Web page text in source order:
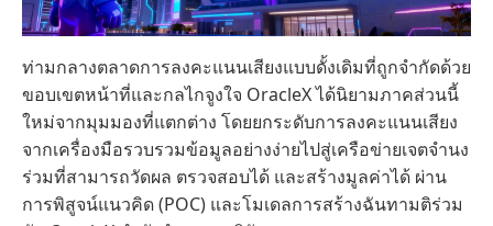
ท่ามกลางตลาดการลงคะแนนเสียงแบบดั้งเดิมที่ถูกจำกัดด้วย
ขอบเขตหน้าที่และกลไกจูงใจ OracleX ได้นิยามภาคส่วนนี้
ใหม่จากมุมมองที่แตกต่าง โดยยกระดับการลงคะแนนเสียง
จากเครื่องมือรวบรวมข้อมูลอย่างง่ายไปสู่เครือข่ายเจตจำนง
ร่วมที่สามารถวัดผล ตรวจสอบได้ และสร้างมูลค่าได้ ผ่าน
การพิสูจน์แนวคิด (POC) และโมเดลการสร้างฉันทามติร่วม